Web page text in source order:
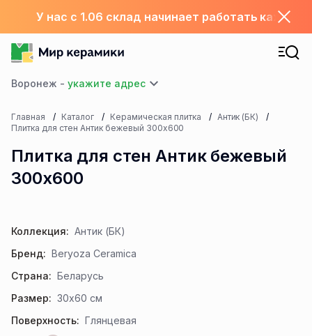
У нас с 1.06 склад начинает работать каждый
Воронеж -
Главная Каталог Керамическая плитка
Антик (БК)
Плитка для стен Антик бежевый 300х600
Плитка для стен Антик бежевый
300х600
Коллекция: Антик (БК)
Бренд: Beryoza Ceramica
Страна: Беларусь
Размер: 30x60 см
Поверхность: Глянцевая